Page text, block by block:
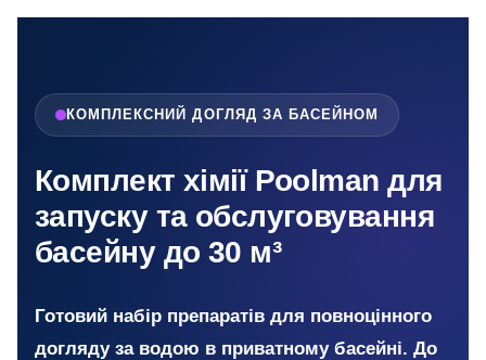
КОМПЛЕКСНИЙ ДОГЛЯД ЗА БАСЕЙНОМ
Комплект хімії Poolman для
запуску та обслуговування
басейну до 30 м³
Готовий набір препаратів для повноцінного
догляду за водою в приватному басейні. До